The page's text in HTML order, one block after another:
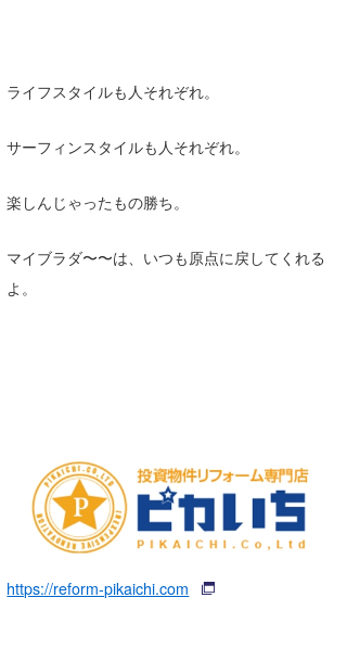
ライフスタイルも人それぞれ。
サーフィンスタイルも人それぞれ。
楽しんじゃったもの勝ち。
マイブラダ〜〜は、いつも原点に戻してくれる
よ。
https://reform-pikaichi.com